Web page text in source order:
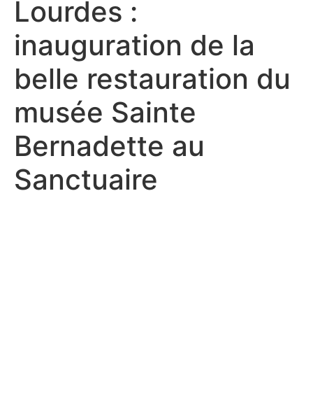
Lourdes :
inauguration de la
belle restauration du
musée Sainte
Bernadette au
Sanctuaire